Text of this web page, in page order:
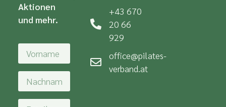
+43 670
20 66
929
office@pilates-
verband.at
Aktionen
und mehr.